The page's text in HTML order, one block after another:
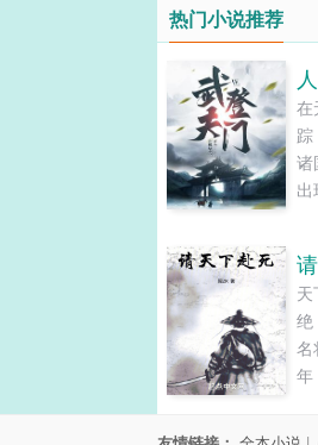
热门小说推荐
在
踪
诸
下
楚
累
世
来
绝
名
年
之